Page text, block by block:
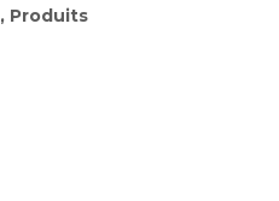
, Produits